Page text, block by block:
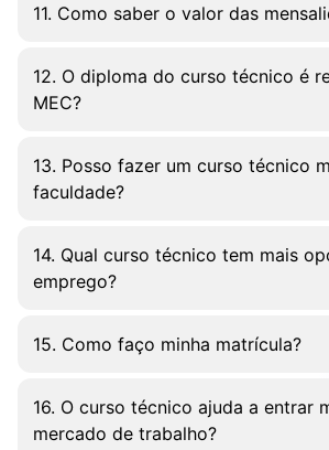
11. Como saber o valor das
12. O diploma do curso técnico é
MEC?
13. Posso fazer um curso técnico
faculdade?
14. Qual curso técnico tem mais
emprego?
15. Como faço minha matrícula?
16. O curso técnico ajuda a entrar
mercado de trabalho?